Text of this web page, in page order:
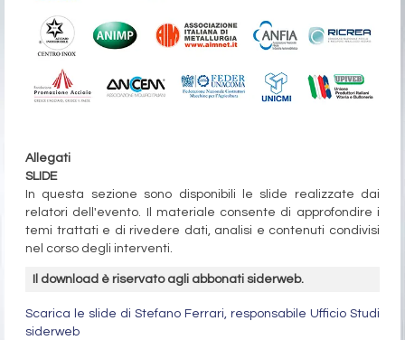
Allegati
SLIDE
In questa sezione sono disponibili le slide realizzate dai
relatori dell'evento. Il materiale consente di approfondire i
temi trattati e di rivedere dati, analisi e contenuti condivisi
nel corso degli interventi.
Il download è riservato agli abbonati siderweb.
Scarica le slide di Stefano Ferrari, responsabile Ufficio Studi
siderweb